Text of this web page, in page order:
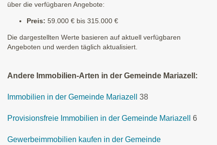
über die verfügbaren Angebote:
Preis: 59.000 € bis 315.000 €
Die dargestellten Werte basieren auf aktuell verfügbaren
Angeboten und werden täglich aktualisiert.
Andere Immobilien-Arten in der Gemeinde Mariazell:
Immobilien in der Gemeinde Mariazell 38
Provisionsfreie Immobilien in der Gemeinde Mariazell 6
Gewerbeimmobilien kaufen in der Gemeinde